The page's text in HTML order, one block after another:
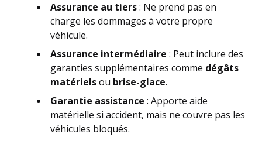
Assurance au tiers: Ne prend pas en
charge les dommages à votre propre
véhicule.
Assurance intermédiaire : Peut inclure des
garanties supplémentaires comme dégâts
matérielsou brise-glace.
Garantie assistance : Apporte aide
matérielle si accident, mais ne couvre pas les
véhicules bloqués.